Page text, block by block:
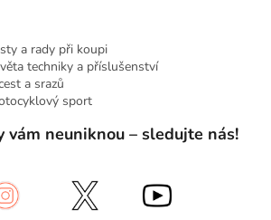
a rady při koupi
techniky a příslušenství
a srazů
sport
vám neuniknou – sledujte nás!